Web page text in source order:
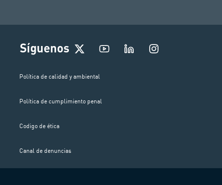
Síguenos
I
n
Política de calidad y ambiental
Política de cumplimiento penal
Codigo de ética
Canal de denuncias